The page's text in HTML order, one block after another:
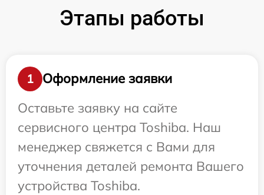
Этапы работы
1
Оформление заявки
Оставьте заявку на сайте
сервисного центра Toshiba. Наш
менеджер свяжется с Вами для
уточнения деталей ремонта Вашего
устройства Toshiba.